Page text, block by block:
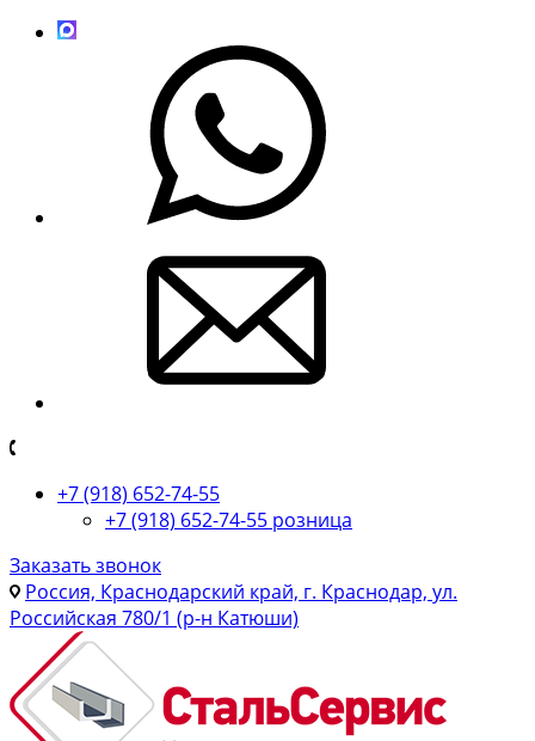
+7 (918) 652-74-55
+7 (918) 652-74-55 розница
Заказать звонок
Россия, Краснодарский край, г. Краснодар, ул.
Российская 780/1 (р-н Катюши)